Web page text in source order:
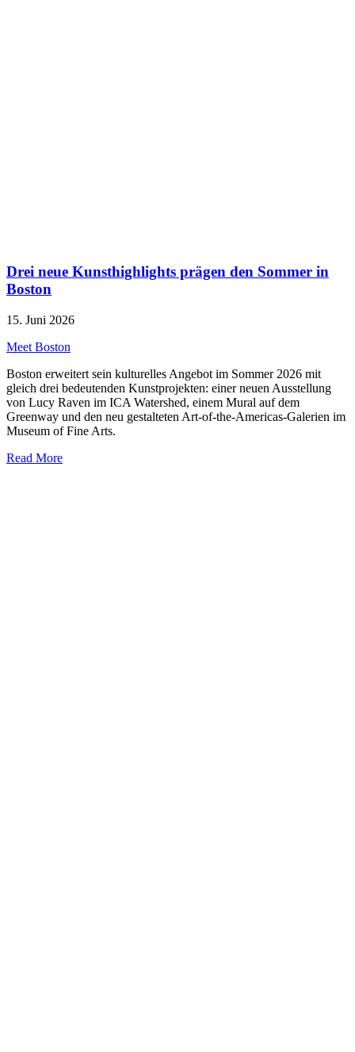
Drei neue Kunsthighlights prägen den Sommer in
Boston
15. Juni 2026
Meet Boston
Boston erweitert sein kulturelles Angebot im Sommer 2026 mit
gleich drei bedeutenden Kunstprojekten: einer neuen Ausstellung
von Lucy Raven im ICA Watershed, einem Mural auf dem
Greenway und den neu gestalteten Art-of-the-Americas-Galerien im
Museum of Fine Arts.
Read More